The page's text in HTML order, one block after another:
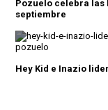
Pozuelo celebra las
septiembre
Hey Kid e Inazio